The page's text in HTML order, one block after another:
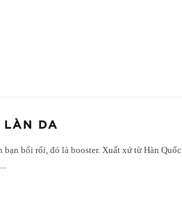
LÀN DA
bối rối, đó là booster. Xuất xứ từ Hàn Quốc
...